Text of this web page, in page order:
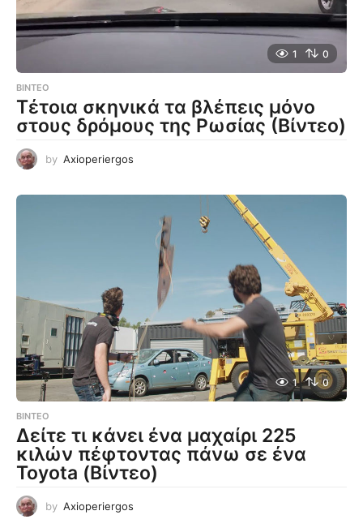
1 0
ΒΊΝΤΕΟ
Τέτοια σκηνικά τα βλέπεις μόνο
στους δρόμους της Ρωσίας (Βίντεο)
by Axioperiergos
1 0
ΒΊΝΤΕΟ
Δείτε τι κάνει ένα μαχαίρι 225
κιλών πέφτοντας πάνω σε ένα
Toyota (Βίντεο)
by Axioperiergos